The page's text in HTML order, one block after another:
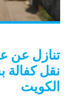
تنازل عن
نقل كفالة
الكويت